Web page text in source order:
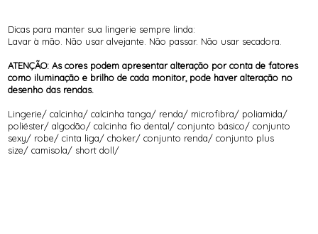
Dicas para manter sua lingerie sempre linda:
Lavar à mão. Não usar alvejante. Não passar. Não usar secadora.
ATENÇÃO: As cores podem apresentar alteração por conta de fatores
como iluminação e brilho de cada monitor, pode haver alteração no
desenho das rendas.
Lingerie/ calcinha/ calcinha tanga/ renda/ microfibra/ poliamida/
poliéster/ algodão/ calcinha fio dental/ conjunto básico/ conjunto
sexy/ robe/ cinta liga/ choker/ conjunto renda/ conjunto plus
size/ camisola/ short doll/